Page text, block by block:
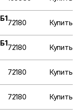
72180 Купить
72180 Купить
72180 Купить
72180 Купить